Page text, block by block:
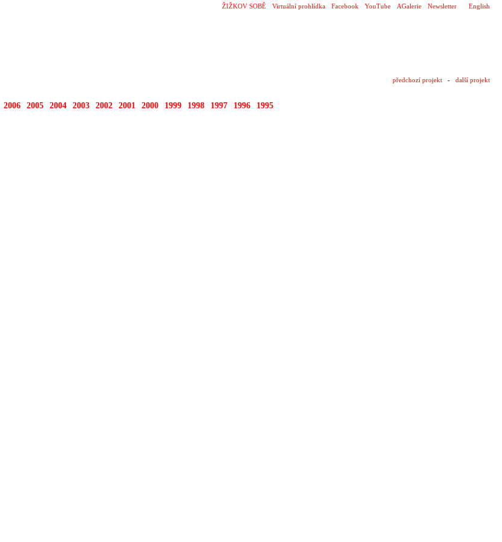
English
ŽIŽKOV SOBĚ Virtuální prohlídka Facebook YouTube AGalerie Newsletter
předchozí projekt - další projekt
2006 2005 2004 2003 2002 2001 2000 1999 1998 1997 1996 1995